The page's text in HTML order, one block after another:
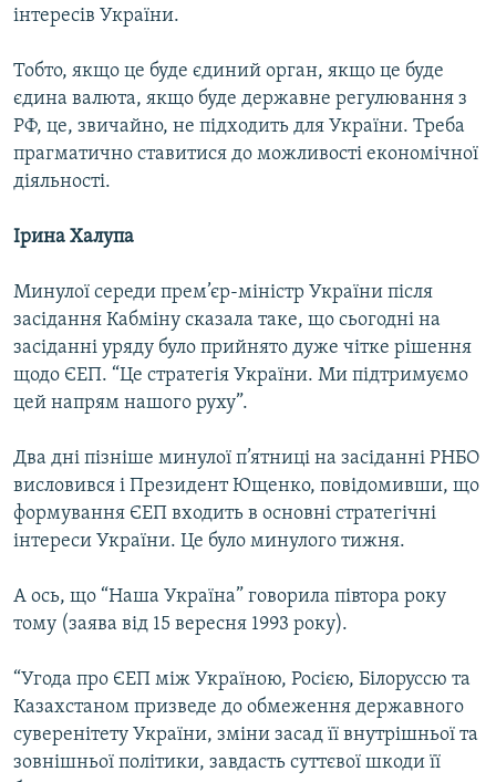
інтересів України.
Тобто, якщо це буде єдиний орган, якщо це буде
єдина валюта, якщо буде державне регулювання з
РФ, це, звичайно, не підходить для України. Треба
прагматично ставитися до можливості економічної
діяльності.
Ірина Халупа
Минулої середи прем’єр-міністр України після
засідання Кабміну сказала таке, що сьогодні на
засіданні уряду було прийнято дуже чітке рішення
щодо ЄЕП. “Це стратегія України. Ми підтримуємо
цей напрям нашого руху”.
Два дні пізніше минулої п’ятниці на засіданні РНБО
висловився і Президент Ющенко, повідомивши, що
формування ЄЕП входить в основні стратегічні
інтереси України. Це було минулого тижня.
А ось, що “Наша Україна” говорила півтора року
тому (заява від 15 вересня 1993 року).
“Угода про ЄЕП між Україною, Росією, Білоруссю та
Казахстаном призведе до обмеження державного
суверенітету України, зміни засад її внутрішньої та
зовнішньої політики, завдасть суттєвої шкоди її